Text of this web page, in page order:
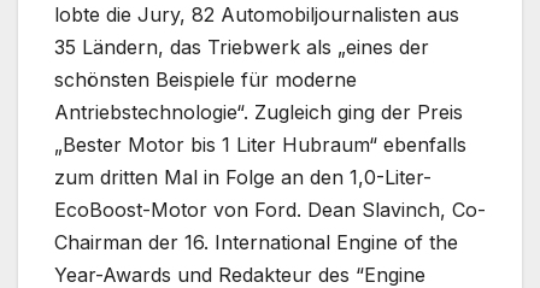
lobte die Jury, 82 Automobiljournalisten aus
35 Ländern, das Triebwerk als „eines der
schönsten Beispiele für moderne
Antriebstechnologie“. Zugleich ging der Preis
„Bester Motor bis 1 Liter Hubraum“ ebenfalls
zum dritten Mal in Folge an den 1,0-Liter-
EcoBoost-Motor von Ford. Dean Slavinch, Co-
Chairman der 16. International Engine of the
Year-Awards und Redakteur des “Engine